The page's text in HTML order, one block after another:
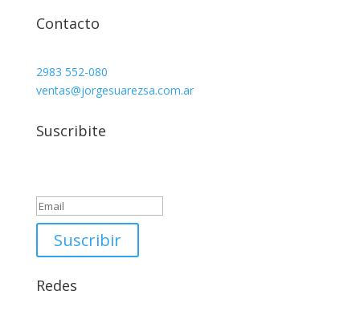
Contacto
2983 552-080
ventas@jorgesuarezsa.com.ar
Suscribite
Suscribir
Redes